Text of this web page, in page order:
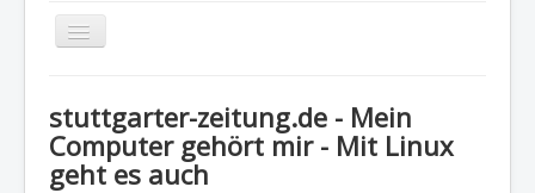
Navigation
an/aus
H A U P T M E N Ü
EUREGIO - Inhalte
stuttgarter-zeitung.de - Mein
Computer gehört mir - Mit Linux
geht es auch